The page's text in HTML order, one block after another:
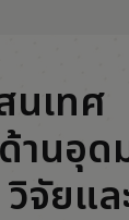
นเทศ
านอุ
จัยแล